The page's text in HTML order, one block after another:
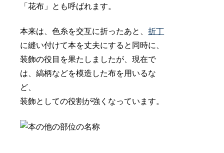
「花布」とも呼ばれます。
本来は、色糸を交互に折ったあと、折丁
に縫い付けて本を丈夫にすると同時に、
装飾の役目を果たしましたが、現在で
は、縞柄などを模造した布を用いるな
ど、
装飾としての役割が強くなっています。